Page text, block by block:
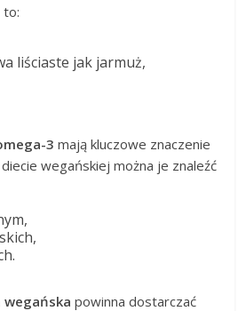
to:
liściaste jak jarmuż,
3 mają kluczowe znaczenie
wegańskiej można je znaleźć
powinna dostarczać